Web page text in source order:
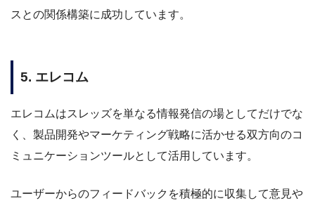
スとの関係構築に成功しています。
5. エレコム
エレコムはスレッズを単なる情報発信の場としてだけでな
く、製品開発やマーケティング戦略に活かせる双方向のコ
ミュニケーションツールとして活用しています。
ユーザーからのフィードバックを積極的に収集して意見や